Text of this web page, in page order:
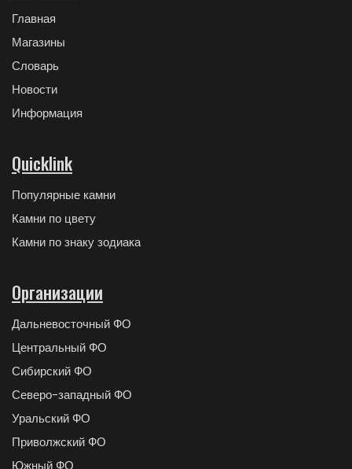
Главная
Магазины
Словарь
Новости
Информация
Quicklink
Популярные камни
Камни по цвету
Камни по знаку зодиака
Организации
Дальневосточный ФО
Центральный ФО
Сибирский ФО
Северо-западный ФО
Уральский ФО
Приволжский ФО
Южный ФО